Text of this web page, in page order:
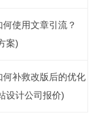
使用文章引流？
案)
何补救改版后的优化
设计公司报价)